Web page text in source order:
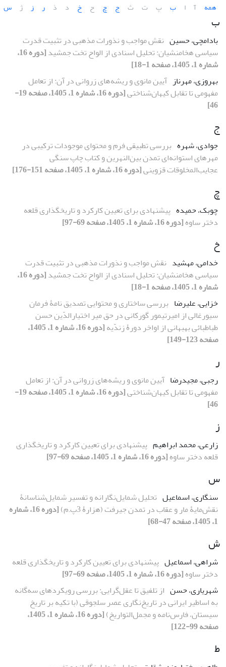
همه آ ا ب پ ت ث ج چ ح خ د ذ ر ز ژ س
ب
بادامچی، حسین نقش مواجب و نذورات مذهبی در تثبیت قدرت
سیاسی هخامنشیان: تحلیل اسنادی از الواح تخت جمشید
[دوره 16،
شماره 1، 1405، صفحه 1-18]
بهروزی، مهرناز آیین مانوی و ریشه‌های زروانی در آن: از تعامل
مفهومی تا تقابل کیهان‌شناختی
[دوره 16، شماره 1، 1405، صفحه 19-
46]
ج
جوادی، شهره بررسی تطبیقی فرم و محتوای موجودات ترکیبی در
مهرهای استوانه‌ای تمدن بین‌النهرین و کتاب چاپ سنگی
عجایب‌المخلوقات قزوینی[دوره 16، شماره 1، 1405، صفحه 151-176]
چ
چوبک، حمیده پیشنهادی برای تعیین کارکرد و تاریخگذاری قلعه
دختر ساوه[دوره 16، شماره 1، 1405، صفحه 69-97]
خ
خدامی، مهشید نقش مواجب و نذورات مذهبی در تثبیت قدرت
سیاسی هخامنشیان: تحلیل اسنادی از الواح تخت جمشید
[دوره 16،
شماره 1، 1405، صفحه 1-18]
خزایی، علیرضا بررسی ساختاری و محتوایی تصدیق نامۀ فرمان
سیورغالی از امیرتیمور گورکانی در حق میر اختیارالدّین حسن
طباطبائی بهبهانی از اواخر دورۀ زندّیه
[دوره 16، شماره 1، 1405،
صفحه 123-149]
ر
رجبی، مجیدرضا آیین مانوی و ریشه‌های زروانی در آن: از تعامل
مفهومی تا تقابل کیهان‌شناختی
[دوره 16، شماره 1، 1405، صفحه 19-
46]
ز
زارعی، محمد ابراهیم پیشنهادی برای تعیین کارکرد و تاریخگذاری
قلعه دختر ساوه[دوره 16، شماره 1، 1405، صفحه 69-97]
س
سنگاری، اسماعیل تحلیل شمایل‌نگارانه و تفسیر شمایل‌شناسانۀ
نقش‌مایۀ مار و عقاب در تمدن جیرفت (هزارۀ 3پ.م)
[دوره 16، شماره
1، 1405، صفحه 47-68]
ش
شراهی، اسماعیل پیشنهادی برای تعیین کارکرد و تاریخگذاری قلعه
دختر ساوه[دوره 16، شماره 1، 1405، صفحه 69-97]
شهریاری، حسن از تلفیق تا عقل‌گرایی: بررسی رویکردهای سه‌گانه
به اساطیر ایرانی در تاریخ‌نگاری عصر سلجوقی (با تکیه بر تاریخ
سیستان، فارس‌نامه و مجمل‌التواریخ)
[دوره 16، شماره 1، 1405،
صفحه 99-122]
ط